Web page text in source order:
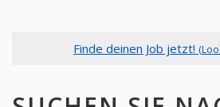
Finde deinen Job jetzt!